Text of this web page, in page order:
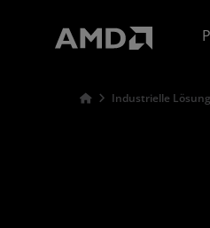
Industrielle